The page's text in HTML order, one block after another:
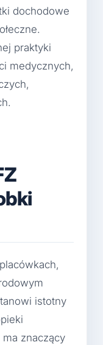
dochodowe
praktyki
medycznych,
istotny
znaczący